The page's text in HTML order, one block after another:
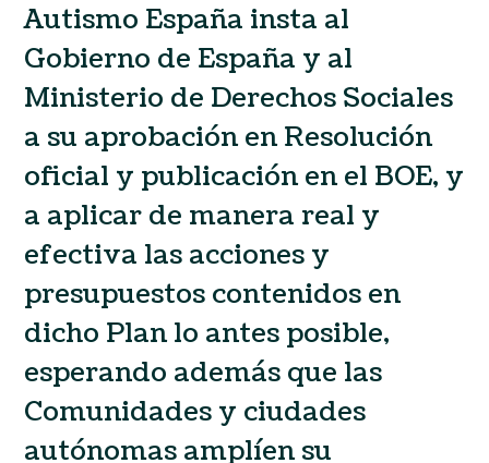
Autismo España insta al
Gobierno de España y al
Ministerio de Derechos Sociales
a su aprobación en Resolución
oficial y publicación en el BOE, y
a aplicar de manera real y
efectiva las acciones y
presupuestos contenidos en
dicho Plan lo antes posible,
esperando además que las
Comunidades y ciudades
autónomas amplíen su